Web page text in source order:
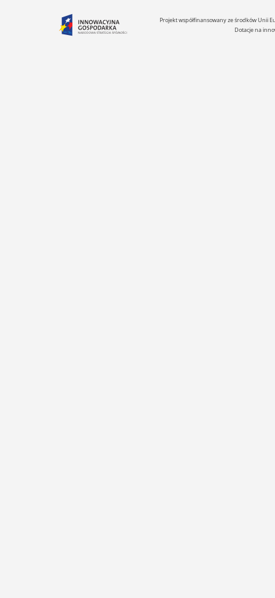
Projekt współfinansowany ze środków Unii
Dotacje na